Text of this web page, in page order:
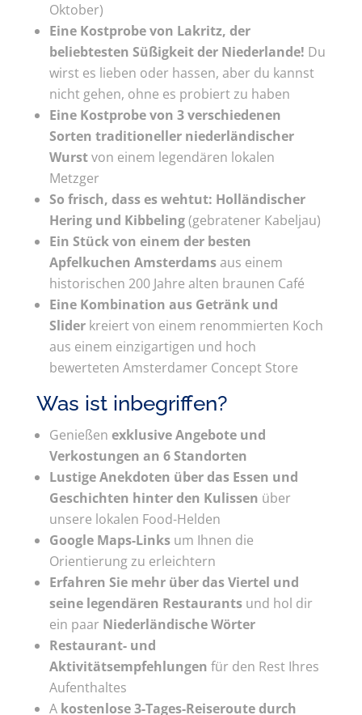
Oktober)
Eine Kostprobe von Lakritz, der
beliebtesten Süßigkeit der Niederlande! Du
wirst es lieben oder hassen, aber du kannst
nicht gehen, ohne es probiert zu haben
Eine Kostprobe von 3 verschiedenen
Sorten traditioneller niederländischer
Wurstvon einem legendären lokalen
Metzger
So frisch, dass es wehtut: Holländischer
Hering und Kibbeling(gebratener Kabeljau)
Ein Stück von einem der besten
Apfelkuchen Amsterdamsaus einem
historischen 200 Jahre alten braunen Café
Eine Kombination aus Getränk und
Slider kreiert von einem renommierten Koch
aus einem einzigartigen und hoch
bewerteten Amsterdamer Concept Store
Was ist inbegriffen?
Genießen exklusive Angebote und
Verkostungen an 6 Standorten
Lustige Anekdoten über das Essen und
Geschichten hinter den Kulissen über
unsere lokalen Food-Helden
Google Maps-Links um Ihnen die
Orientierung zu erleichtern
Erfahren Sie mehr über das Viertel und
seine legendären Restaurants und hol dir
ein paar Niederländische Wörter
Restaurant- und
Aktivitätsempfehlungen für den Rest Ihres
Aufenthaltes
A kostenlose 3-Tages-Reiseroute durch